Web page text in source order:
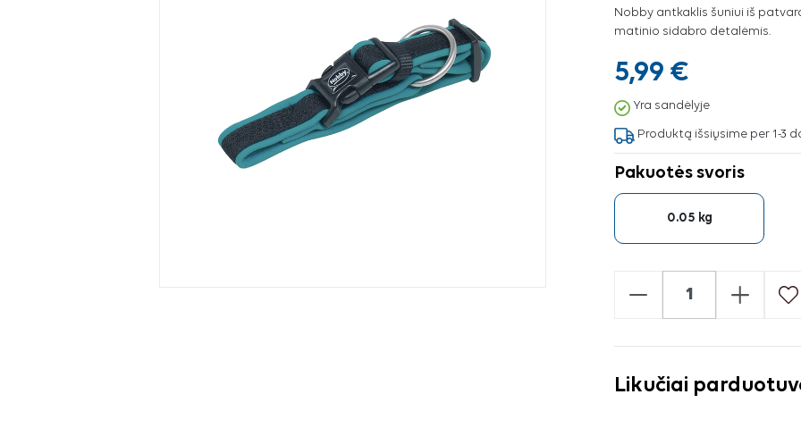
Nobby antkaklis šuniui iš
matinio sidabro detalėmis.
5,99 €
Yra sandėlyje
Produktą išsiųsime per 1-3
Pakuotės svoris
0.05 kg
- +
Likučiai